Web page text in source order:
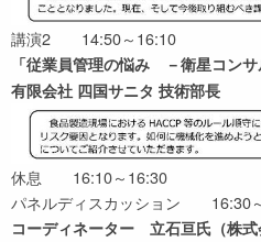
講演2 14:50～16:10
「従業員管理の悩み －衛星コン
有限会社 四国サニタ 技術部長
休息 16:10～16:30
パネルディスカッション 16:30
コーディネーター 立石亘氏（株式